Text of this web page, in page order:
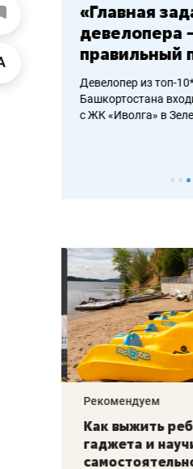
«Главная
девелопера
правильный
Девелопер из топ-
Башкортостана
с ЖК «Иволга» в
–
Рекомендуем
Как выжить
гаджета и